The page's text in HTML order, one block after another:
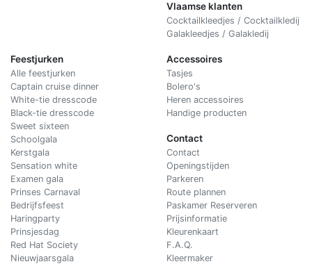
Vlaamse klanten
Cocktailkleedjes / Cocktailkledij
Galakleedjes / Galakledij
Feestjurken
Alle feestjurken
Captain cruise dinner
White-tie dresscode
Black-tie dresscode
Sweet sixteen
Schoolgala
Kerstgala
Sensation white
Examen gala
Prinses Carnaval
Bedrijfsfeest
Haringparty
Prinsjesdag
Red Hat Society
Nieuwjaarsgala
Accessoires
Tasjes
Bolero's
Heren accessoires
Handige producten
Contact
Contact
Openingstijden
Parkeren
Route plannen
Paskamer Reserveren
Prijsinformatie
Kleurenkaart
F.A.Q.
Kleermaker